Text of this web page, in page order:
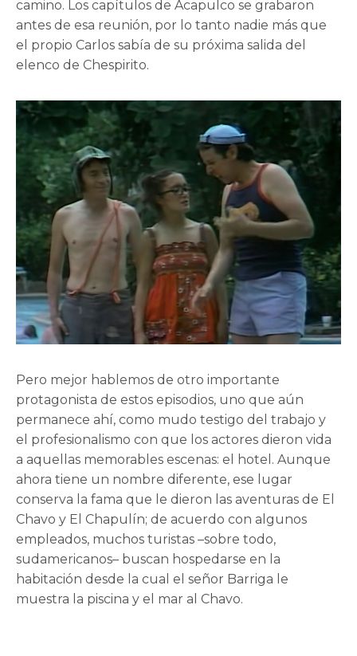
camino. Los capítulos de Acapulco se grabaron
antes de esa reunión, por lo tanto nadie más que
el propio Carlos sabía de su próxima salida del
elenco de Chespirito.
Pero mejor hablemos de otro importante
protagonista de estos episodios, uno que aún
permanece ahí, como mudo testigo del trabajo y
el profesionalismo con que los actores dieron vida
a aquellas memorables escenas: el hotel. Aunque
ahora tiene un nombre diferente, ese lugar
conserva la fama que le dieron las aventuras de El
Chavo y El Chapulín; de acuerdo con algunos
empleados, muchos turistas –sobre todo,
sudamericanos– buscan hospedarse en la
habitación desde la cual el señor Barriga le
muestra la piscina y el mar al Chavo.